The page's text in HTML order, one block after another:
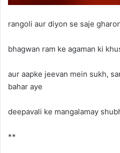
rangoli aur diyon se saje
bhagwan ram ke agaman ki
aur aapke jeevan mein sukh,
bahar aye
deepavali ke mangalamay
**